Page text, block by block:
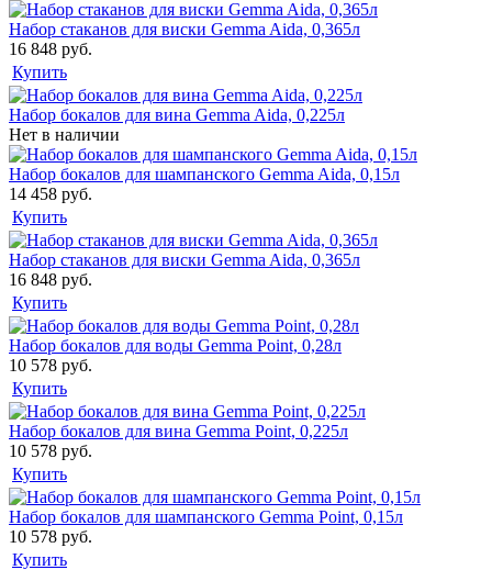
Набор стаканов для виски Gemma Aida, 0,365л
16 848 руб.
Купить
Набор бокалов для вина Gemma Aida, 0,225л
Нет в наличии
Набор бокалов для шампанского Gemma Aida, 0,15л
14 458 руб.
Купить
Набор стаканов для виски Gemma Aida, 0,365л
16 848 руб.
Купить
Набор бокалов для воды Gemma Point, 0,28л
10 578 руб.
Купить
Набор бокалов для вина Gemma Point, 0,225л
10 578 руб.
Купить
Набор бокалов для шампанского Gemma Point, 0,15л
10 578 руб.
Купить